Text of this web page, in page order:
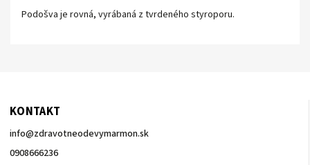
Podošva je rovná, vyrábaná z tvrdeného styroporu.
KONTAKT
info@zdravotneodevymarmon.sk
0908666236